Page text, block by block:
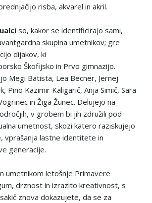
risba, akvarel in akril.
so, kakor se identificirajo sami,
skupina umetnikov; gre
dijakov, ki
Škofijsko in Prvo gimnazijo.
Megi Batista, Lea Becner, Jernej
Pino Kazimir Kaligarič, Anja Simič, Sara
in Žiga Žunec. Delujejo na
v grobem bi jih združili pod
umetnost, skozi katero raziskujejo
vprašanja lastne identitete in
generacije.
umetnikom letošnje Primavere
drznost in izrazito kreativnost, s
znova dokazujete, da se za